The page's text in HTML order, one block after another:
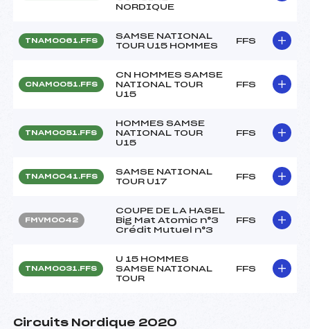
NORDIQUE
TNAM0061.FFS
SAMSE NATIONAL
TOUR U15 HOMMES
FFS
CNAM0051.FFS
CN HOMMES SAMSE
NATIONAL TOUR
U15
FFS
TNAM0051.FFS
HOMMES SAMSE
NATIONAL TOUR
U15
FFS
TNAM0041.FFS
SAMSE NATIONAL
TOUR U17
FFS
FMVM0042
COUPE DE LA HASEL
Big Mat Atomic n°3
Crédit Mutuel n°3
FFS
TNAM0031.FFS
U 15 HOMMES
SAMSE NATIONAL
TOUR
FFS
Circuits Nordique 2020